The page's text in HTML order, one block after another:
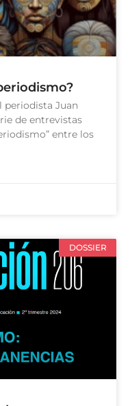
periodista Juan
de entrevistas
entre los
DOSSIER